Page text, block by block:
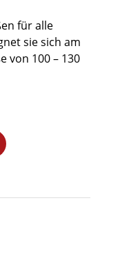
für alle
sie sich am
von 100 – 130